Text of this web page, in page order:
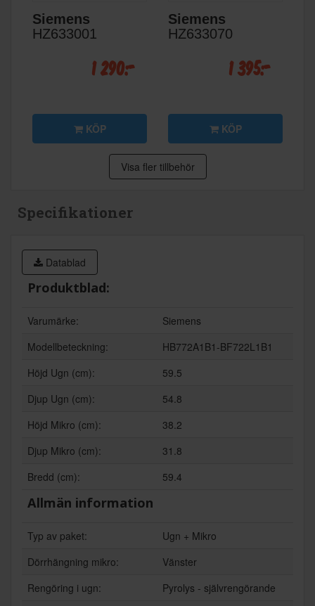
Siemens
HZ633001
1 290:-
KÖP
Siemens
HZ633070
1 395:-
KÖP
Visa fler tillbehör
Specifikationer
Datablad
Produktblad:
Varumärke:
Siemens
Modellbeteckning:
HB772A1B1-BF722L1B1
Höjd Ugn (cm):
59.5
Djup Ugn (cm):
54.8
Höjd Mikro (cm):
38.2
Djup Mikro (cm):
31.8
Bredd (cm):
59.4
Allmän information
Typ av paket:
Ugn + Mikro
Dörrhängning mikro:
Vänster
Rengöring i ugn:
Pyrolys - självrengörande